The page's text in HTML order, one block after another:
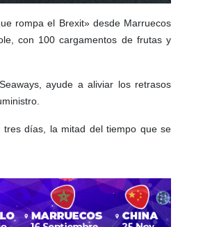
rompa el Brexit» desde Marruecos
con 100 cargamentos de frutas y
ayude a aliviar los retrasos
días, la mitad del tiempo que se